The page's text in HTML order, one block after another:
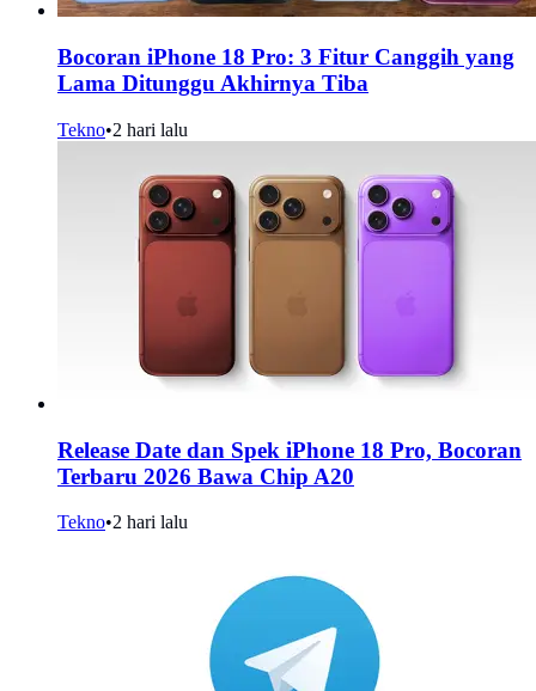
Bocoran iPhone 18 Pro: 3 Fitur Canggih yang
Lama Ditunggu Akhirnya Tiba
Tekno•2 hari lalu
Release Date dan Spek iPhone 18 Pro, Bocoran
Terbaru 2026 Bawa Chip A20
Tekno•2 hari lalu